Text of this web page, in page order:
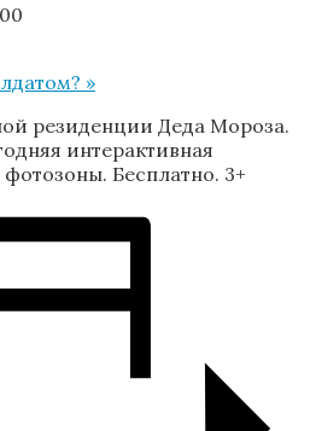
»
резиденции Деда Мороза.
интерактивная
Бесплатно. 3+